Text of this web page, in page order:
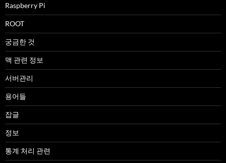
Raspberry Pi
ROOT
궁금한 것
맥 관련 정보
서버관리
용어들
잡글
정보
통계 처리 관련